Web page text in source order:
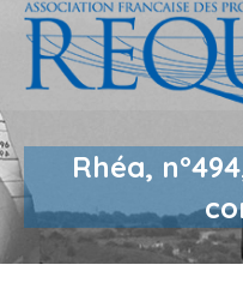
Rhéa,